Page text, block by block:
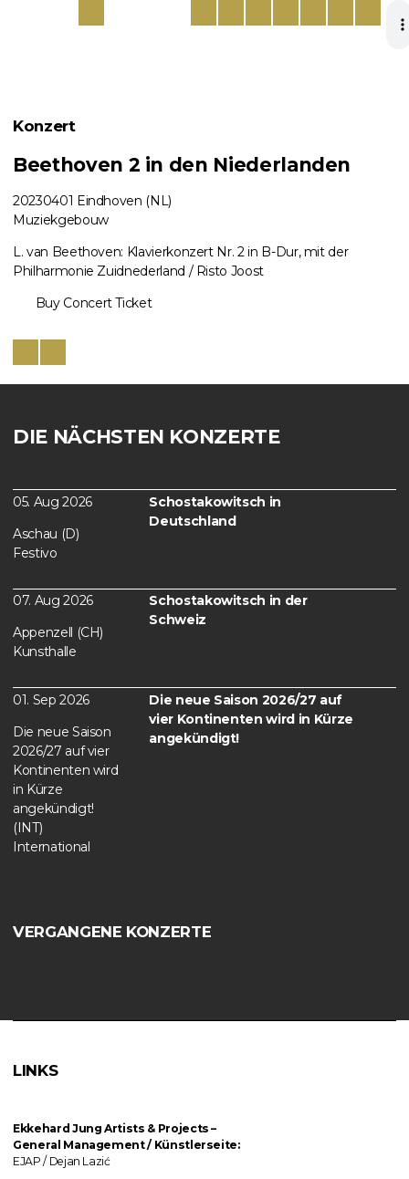
Konzert
Beethoven 2 in den Niederlanden
20230401 Eindhoven (NL)
Muziekgebouw
L. van Beethoven: Klavierkonzert Nr. 2 in B-Dur, mit der
Philharmonie Zuidnederland / Risto Joost
Buy Concert Ticket
DIE NÄCHSTEN KONZERTE
05. Aug 2026
Aschau (D)
Festivo
Schostakowitsch in
Deutschland
07. Aug 2026
Appenzell (CH)
Kunsthalle
Schostakowitsch in der
Schweiz
01. Sep 2026
Die neue Saison
2026/27 auf vier
Kontinenten wird
in Kürze
angekündigt!
(INT)
International
Die neue Saison 2026/27 auf
vier Kontinenten wird in Kürze
angekündigt!
VERGANGENE KONZERTE
LINKS
Ekkehard Jung Artists & Projects–
General Management / Künstlerseite:
EJAP / Dejan Lazić